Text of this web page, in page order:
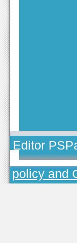
Editor
policy and